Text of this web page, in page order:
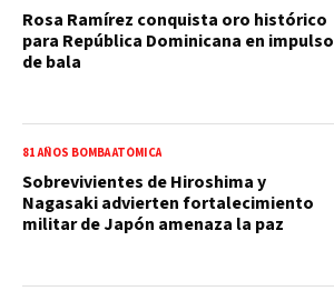
Rosa Ramírez conquista oro histórico
para República Dominicana en impulso
de bala
81 AÑOS BOMBA ATÓMICA
Sobrevivientes de Hiroshima y
Nagasaki advierten fortalecimiento
militar de Japón amenaza la paz